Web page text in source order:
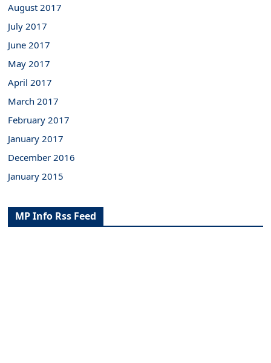
August 2017
July 2017
June 2017
May 2017
April 2017
March 2017
February 2017
January 2017
December 2016
January 2015
MP Info Rss Feed